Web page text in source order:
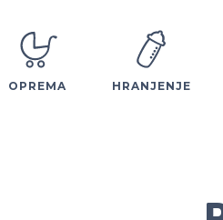
OPREMA HRANJENJE